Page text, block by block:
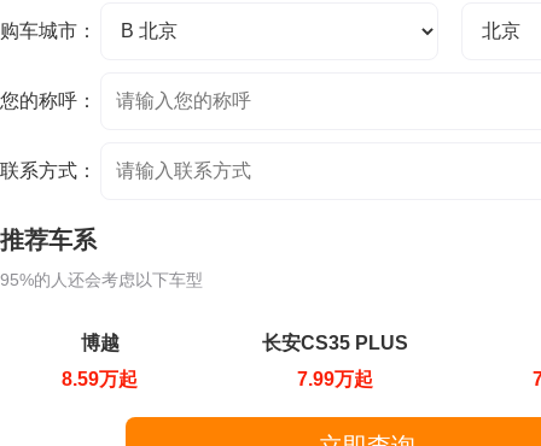
购车城市：
您的称呼：
联系方式：
推荐车系
95%的人还会考虑以下车型
博越
8.59万起
长安CS35 PLUS
7.99万起